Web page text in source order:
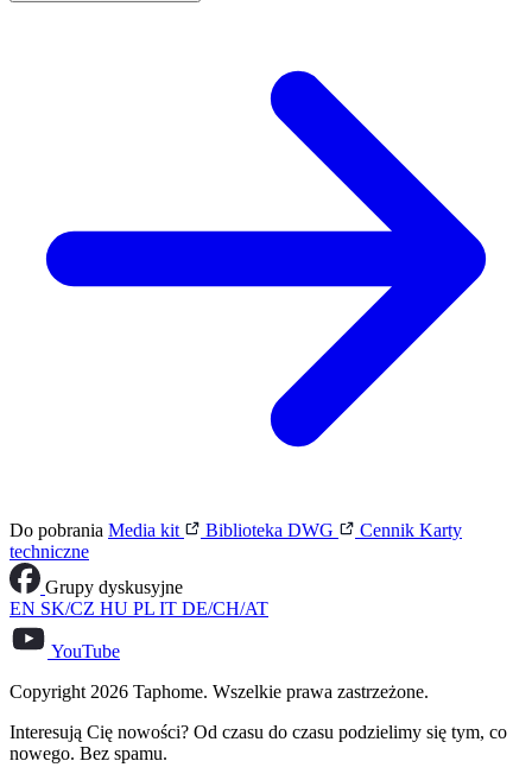
Do pobrania Media kit Biblioteka DWG Cennik Karty
techniczne
Grupy dyskusyjne
EN SK/CZ HU PL IT DE/CH/AT
YouTube
Copyright 2026 Taphome. Wszelkie prawa zastrzeżone.
Interesują Cię nowości? Od czasu do czasu podzielimy się tym, co
nowego. Bez spamu.